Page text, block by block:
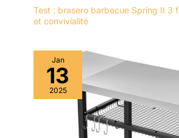
Test : brasero barbecue Spring II 3
et convivialité
Jan
13
2025